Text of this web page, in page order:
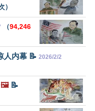
）
（94,246
人内幕 📝 2026/2/2
🖼️📝